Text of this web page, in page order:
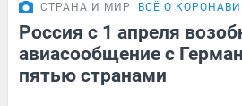
СТРАНА И МИР ВСЁ О
Россия с 1 апреля
авиасообщение с
пятью странами